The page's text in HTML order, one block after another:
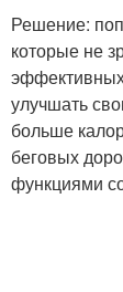
Решение:
которые не
улучшать
больше
беговых
функциями